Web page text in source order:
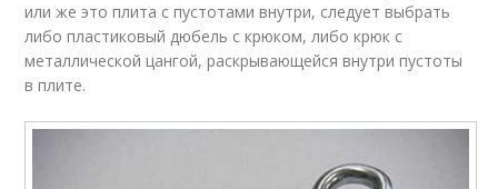
или же это плита с пустотами внутри, следует выбрать
либо пластиковый дюбель с крюком, либо крюк с
металлической цангой, раскрывающейся внутри пустоты
в плите.